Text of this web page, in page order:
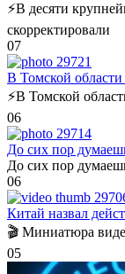
⚡️В десяти
скорректировали
07
В Томской
⚡️В Томской
06
До сих пор
До сих пор
06
Китай назвал
🎬 Миниатюра
05